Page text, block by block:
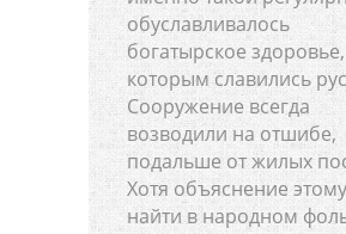
обуславливалось
богатырское здоровье,
которым славились
Сооружение всегда
возводили на отшибе,
подальше от жилых
Хотя объяснение
найти в народном